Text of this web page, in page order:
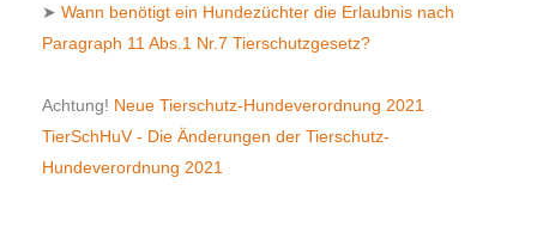
➤ Wann benötigt ein Hundezüchter die Erlaubnis nach
Paragraph 11 Abs.1 Nr.7 Tierschutzgesetz?
Achtung! Neue Tierschutz-Hundeverordnung 2021
TierSchHuV - Die Änderungen der Tierschutz-
Hundeverordnung 2021